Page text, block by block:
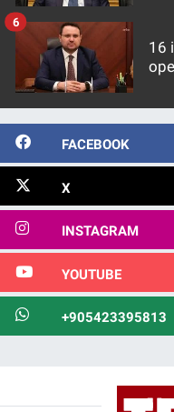
16
6
FACEBOOK
X
INSTAGRAM
YOUTUBE
+905423395813